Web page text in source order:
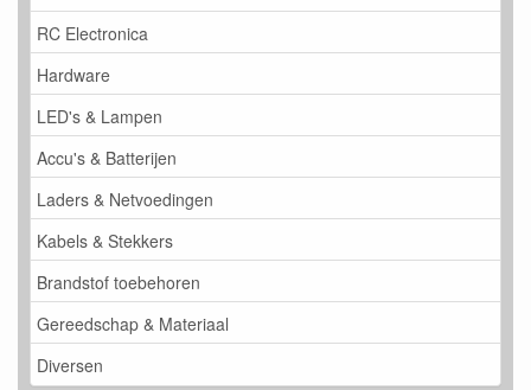
RC Electronica
Hardware
LED's & Lampen
Accu's & Batterijen
Laders & Netvoedingen
Kabels & Stekkers
Brandstof toebehoren
Gereedschap & Materiaal
Diversen